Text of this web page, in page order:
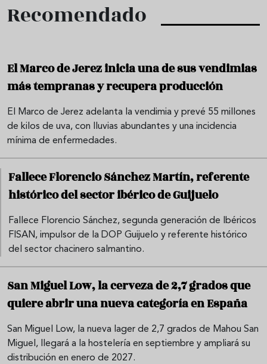
Recomendado
El Marco de Jerez inicia una de sus vendimias
más tempranas y recupera producción
El Marco de Jerez adelanta la vendimia y prevé 55 millones
de kilos de uva, con lluvias abundantes y una incidencia
mínima de enfermedades.
Fallece Florencio Sánchez Martín, referente
histórico del sector ibérico de Guijuelo
Fallece Florencio Sánchez, segunda generación de Ibéricos
FISAN, impulsor de la DOP Guijuelo y referente histórico
del sector chacinero salmantino.
San Miguel Low, la cerveza de 2,7 grados que
quiere abrir una nueva categoría en España
San Miguel Low, la nueva lager de 2,7 grados de Mahou San
Miguel, llegará a la hostelería en septiembre y ampliará su
distribución en enero de 2027.